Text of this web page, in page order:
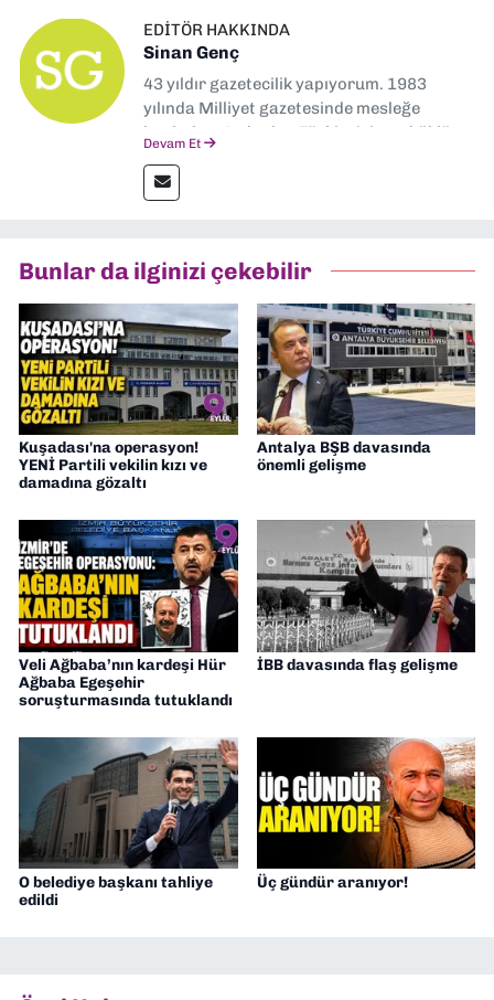
EDITÖR HAKKINDA
Sinan Genç
43 yıldır gazetecilik yapıyorum. 1983
yılında Milliyet gazetesinde mesleğe
başladım. Ardından Türkiye’nin en köklü
muhabir, editör, müdür yardımcısı ve spor
müdürü olarak görev yaptım. Ayrıca Yeni
Gazetesi'nde editörlük yapıyorum
Devam Et
Bunlar da ilginizi çekebilir
Kuşadası'na operasyon!
YENİ Partili vekilin kızı ve
damadına gözaltı
Antalya BŞB davasında
önemli gelişme
Veli Ağbaba’nın kardeşi Hür
Ağbaba Egeşehir
soruşturmasında tutuklandı
İBB davasında flaş gelişme
O belediye başkanı tahliye
edildi
Üç gündür aranıyor!